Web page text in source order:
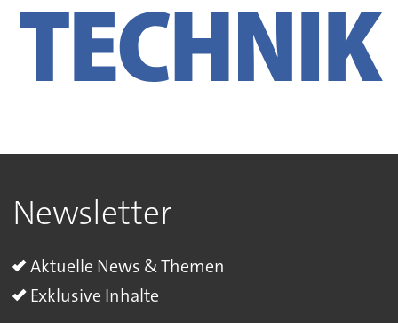
Newsletter
Aktuelle News & Themen
Exklusive Inhalte